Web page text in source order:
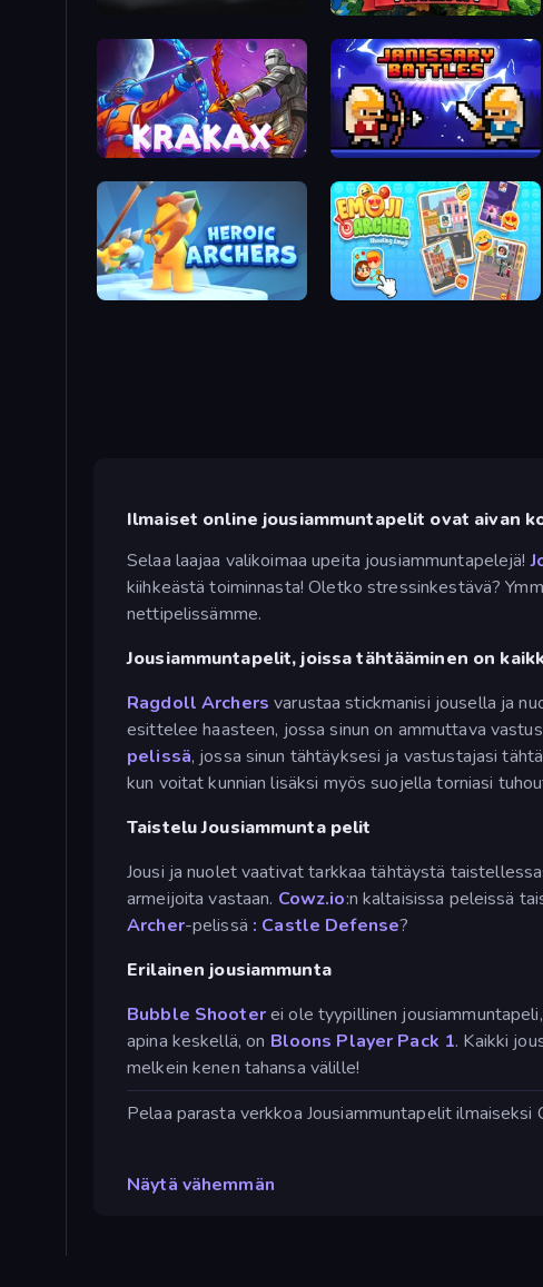
Horseback Survival Medieval Arena
Krakax Janissary Battles
Heroic Archers Emoji Archer - Shooting Emoji
Ilmaiset online jousiammuntapelit ovat aivan
Selaa laajaa valikoimaa upeita jousiammuntapelejä!
kiihkeästä toiminnasta! Oletko stressinkestävä?
nettipelissämme.
Jousiammuntapelit, joissa tähtääminen on
Ragdoll Archersvarustaa stickmanisi jousella ja
esittelee haasteen, jossa sinun on ammuttava
pelissä, jossa sinun tähtäyksesi ja vastustajasi
kun voitat kunnian lisäksi myös suojella torniasi
Taistelu Jousiammunta pelit
Jousi ja nuolet vaativat tarkkaa tähtäystä
armeijoita vastaan. Cowz.io:n kaltaisissa peleissä
Archer-pelissä : Castle Defense?
Erilainen jousiammunta
Bubble Shooterei ole tyypillinen
apina keskellä, on Bloons Player Pack 1. Kaikki
melkein kenen tahansa välille!
Pelaa parasta verkkoa Jousiammuntapelit
Näytä vähemmän